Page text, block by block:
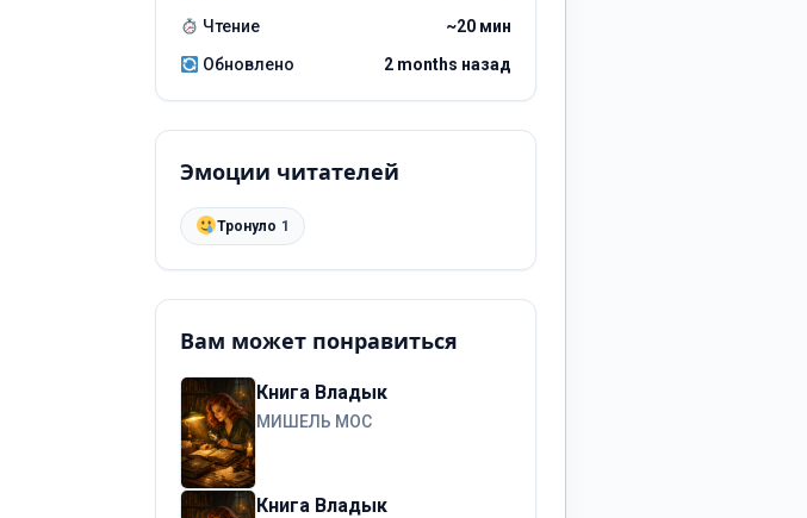
Чтение
~20 мин
Обновлено
2 months назад
Эмоции читателей
Тронуло 1
Вам может понравиться
Книга Владык
МИШЕЛЬ МОС
Книга Владык